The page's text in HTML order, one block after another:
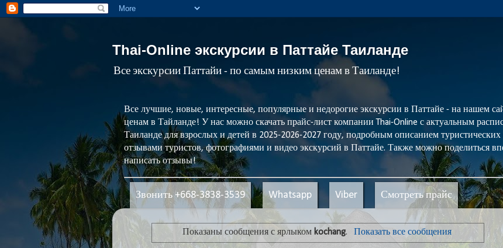
Thai-Online экскурсии в Паттайе Таиланде
Все экскурсии Паттайи - по самым низким ценам в Таиланде!
Все лучшие, новые, интересные, популярные и недорогие экскурсии в Паттайе - на нашем
ценам в Тайланде! У нас можно скачать прайс-лист компании Thai-Online с актуальным
Таиланде для взрослых и детей в 2025-2026-2027 году, подробным описанием
отзывами туристов, фотографиями и видео экскурсий в Паттайе. Также можно поделиться
написать отзывы!
Звонить +668-3838-3539 Whatsapp Viber Смотреть прайс
Показаны сообщения с ярлыком kochang. Показать все сообщения